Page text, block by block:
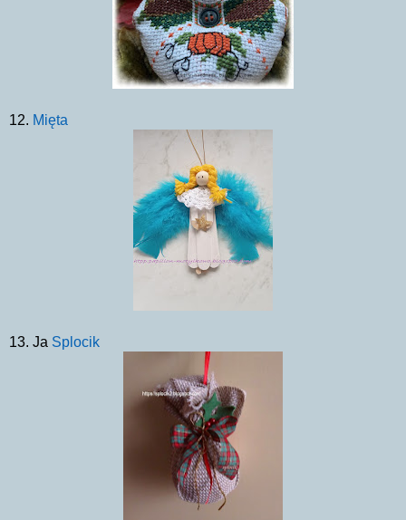
12. Mięta
13. Ja Splocik